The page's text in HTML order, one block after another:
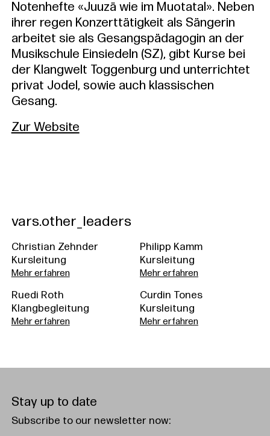
Notenhefte «Juuzä wie im Muotatal». Neben
ihrer regen Konzerttätigkeit als Sängerin
arbeitet sie als Gesangspädagogin an der
Musikschule Einsiedeln (SZ), gibt Kurse bei
der Klangwelt Toggenburg und unterrichtet
privat Jodel, sowie auch klassischen
Gesang.
Zur Website
vars.other_leaders
Christian Zehnder
Kursleitung
Mehr erfahren
Philipp Kamm
Kursleitung
Mehr erfahren
Ruedi Roth
Klangbegleitung
Mehr erfahren
Curdin Tones
Kursleitung
Mehr erfahren
Stay up to date
Subscribe to our newsletter now: